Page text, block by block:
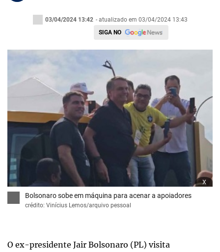
03/04/2024 13:42 - atualizado em 03/04/2024 13:43
SIGA NO
x
Bolsonaro sobe em máquina para acenar a apoiadores
crédito: Vinícius Lemos/arquivo pessoal
O ex-presidente Jair Bolsonaro (PL) visita